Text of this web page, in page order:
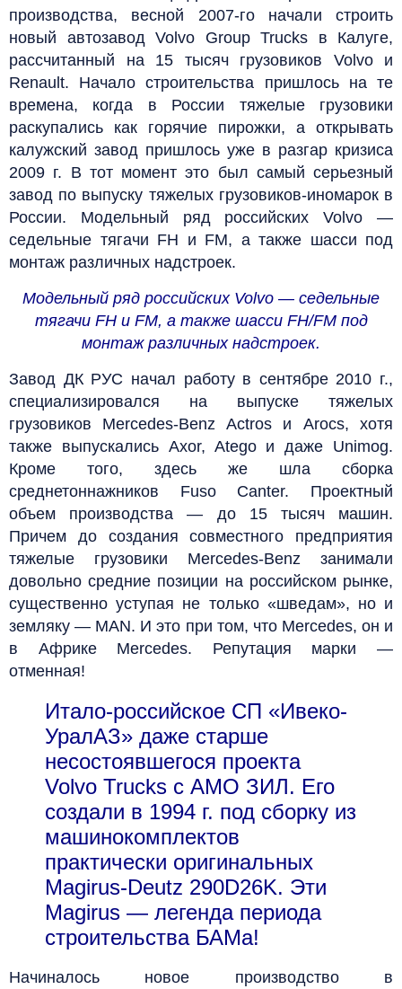
производства, весной 2007‑го начали строить
новый автозавод Volvo Group Trucks в Калуге,
рассчитанный на 15 тысяч грузовиков Volvo и
Renault. Начало строительства пришлось на те
времена, когда в России тяжелые грузовики
раскупались как горячие пирожки, а открывать
калужский завод пришлось уже в разгар кризиса
2009 г. В тот момент это был самый серьезный
завод по выпуску тяжелых грузовиков-иномарок в
России. Модельный ряд российских Volvo —
седельные тягачи FH и FM, а также шасси под
монтаж различных надстроек.
Модельный ряд российских Volvo — седельные
тягачи FH и FM, а также шасси FH/FM под
монтаж различных надстроек.
Завод ДК РУС начал работу в сентябре 2010 г.,
специализировался на выпуске тяжелых
грузовиков Mercedes-Benz Actros и Arocs, хотя
также выпускались Axor, Atego и даже Unimog.
Кроме того, здесь же шла сборка
среднетоннажников Fuso Canter. Проектный
объем производства — до 15 тысяч машин.
Причем до создания совместного предприятия
тяжелые грузовики Mercedes-Benz занимали
довольно средние позиции на российском рынке,
существенно уступая не только «шведам», но и
земляку — MAN. И это при том, что Mercedes, он и
в Африке Mercedes. Репутация марки —
отменная!
Итало-российское СП «Ивеко-
УралАЗ» даже старше
несостоявшегося проекта
Volvo Trucks с АМО ЗИЛ. Его
создали в 1994 г. под сборку из
машинокомплектов
практически оригинальных
Magirus-Deutz 290D26K. Эти
Magirus — легенда периода
строительства БАМа!
Начиналось новое производство в